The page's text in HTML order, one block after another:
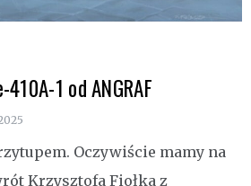
1 od ANGRAF
Oczywiście mamy na
Krzysztofa Fiołka z